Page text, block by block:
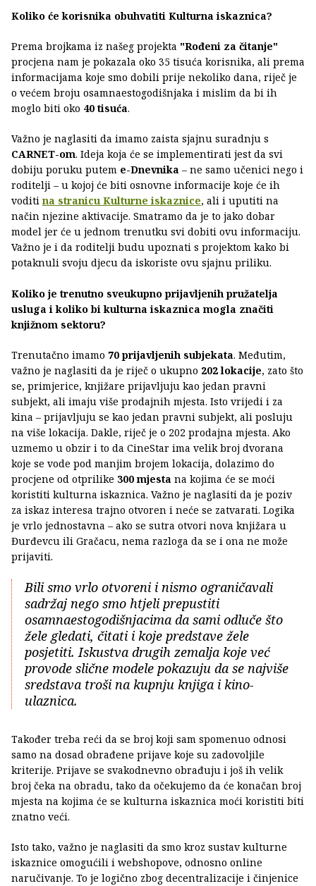
Koliko će korisnika obuhvatiti Kulturna iskaznica?
Prema brojkama iz našeg projekta "Rođeni za čitanje"
procjena nam je pokazala oko 35 tisuća korisnika, ali prema
informacijama koje smo dobili prije nekoliko dana, riječ je
o većem broju osamnaestogodišnjaka i mislim da bi ih
moglo biti oko 40 tisuća.
Važno je naglasiti da imamo zaista sjajnu suradnju s
CARNET-om. Ideja koja će se implementirati jest da svi
dobiju poruku putem e-Dnevnika – ne samo učenici nego i
roditelji – u kojoj će biti osnovne informacije koje će ih
voditina stranicu Kulturne iskaznice, ali i uputiti na
način njezine aktivacije. Smatramo da je to jako dobar
model jer će u jednom trenutku svi dobiti ovu informaciju.
Važno je i da roditelji budu upoznati s projektom kako bi
potaknuli svoju djecu da iskoriste ovu sjajnu priliku.
Koliko je trenutno sveukupno prijavljenih pružatelja
usluga i koliko bi kulturna iskaznica mogla značiti
knjižnom sektoru?
Trenutačno imamo 70 prijavljenih subjekata. Međutim,
važno je naglasiti da je riječ o ukupno 202 lokacije, zato što
se, primjerice, knjižare prijavljuju kao jedan pravni
subjekt, ali imaju više prodajnih mjesta. Isto vrijedi i za
kina – prijavljuju se kao jedan pravni subjekt, ali posluju
na više lokacija. Dakle, riječ je o 202 prodajna mjesta. Ako
uzmemo u obzir i to da CineStar ima velik broj dvorana
koje se vode pod manjim brojem lokacija, dolazimo do
procjene od otprilike 300 mjesta na kojima će se moći
koristiti kulturna iskaznica. Važno je naglasiti da je poziv
za iskaz interesa trajno otvoren i neće se zatvarati. Logika
je vrlo jednostavna – ako se sutra otvori nova knjižara u
Đurđevcu ili Gračacu, nema razloga da se i ona ne može
prijaviti.
Bili smo vrlo otvoreni i nismo ograničavali
sadržaj nego smo htjeli prepustiti
osamnaestogodišnjacima da sami odluče što
žele gledati, čitati i koje predstave žele
posjetiti. Iskustva drugih zemalja koje već
provode slične modele pokazuju da se najviše
sredstava troši na kupnju knjiga i kino-
ulaznica.
Također treba reći da se broj koji sam spomenuo odnosi
samo na dosad obrađene prijave koje su zadovoljile
kriterije. Prijave se svakodnevno obrađuju i još ih velik
broj čeka na obradu, tako da očekujemo da će konačan broj
mjesta na kojima će se kulturna iskaznica moći koristiti biti
znatno veći.
Isto tako, važno je naglasiti da smo kroz sustav kulturne
iskaznice omogućili i webshopove, odnosno online
naručivanje. To je logično zbog decentralizacije i činjenice